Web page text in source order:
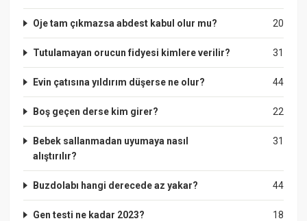
20
Oje tam çıkmazsa abdest kabul olur mu?
31
Tutulamayan orucun fidyesi kimlere verilir?
44
Evin çatısına yıldırım düşerse ne olur?
22
Boş geçen derse kim girer?
31
Bebek sallanmadan uyumaya nasıl
alıştırılır?
44
Buzdolabı hangi derecede az yakar?
18
Gen testi ne kadar 2023?